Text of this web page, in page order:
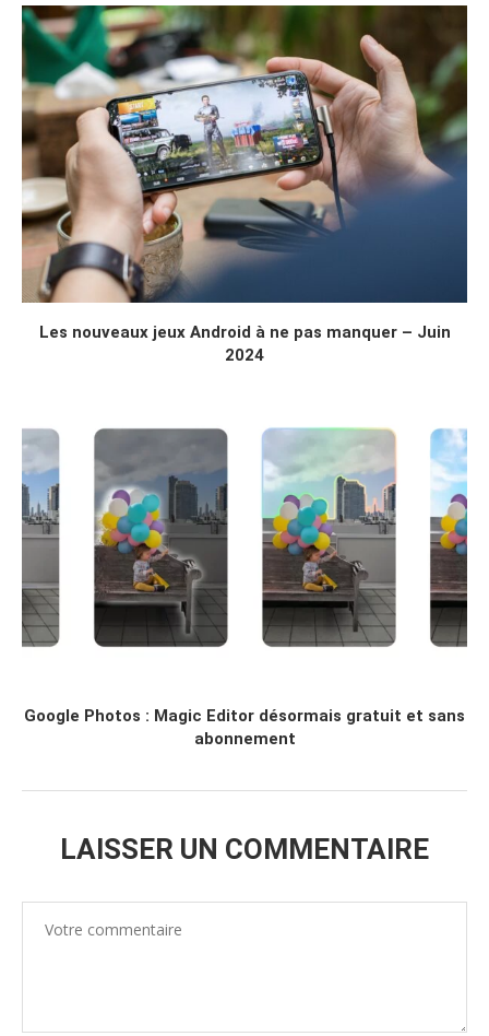
Les nouveaux jeux Android à ne pas manquer – Juin
2024
Google Photos : Magic Editor désormais gratuit et sans
abonnement
LAISSER UN COMMENTAIRE